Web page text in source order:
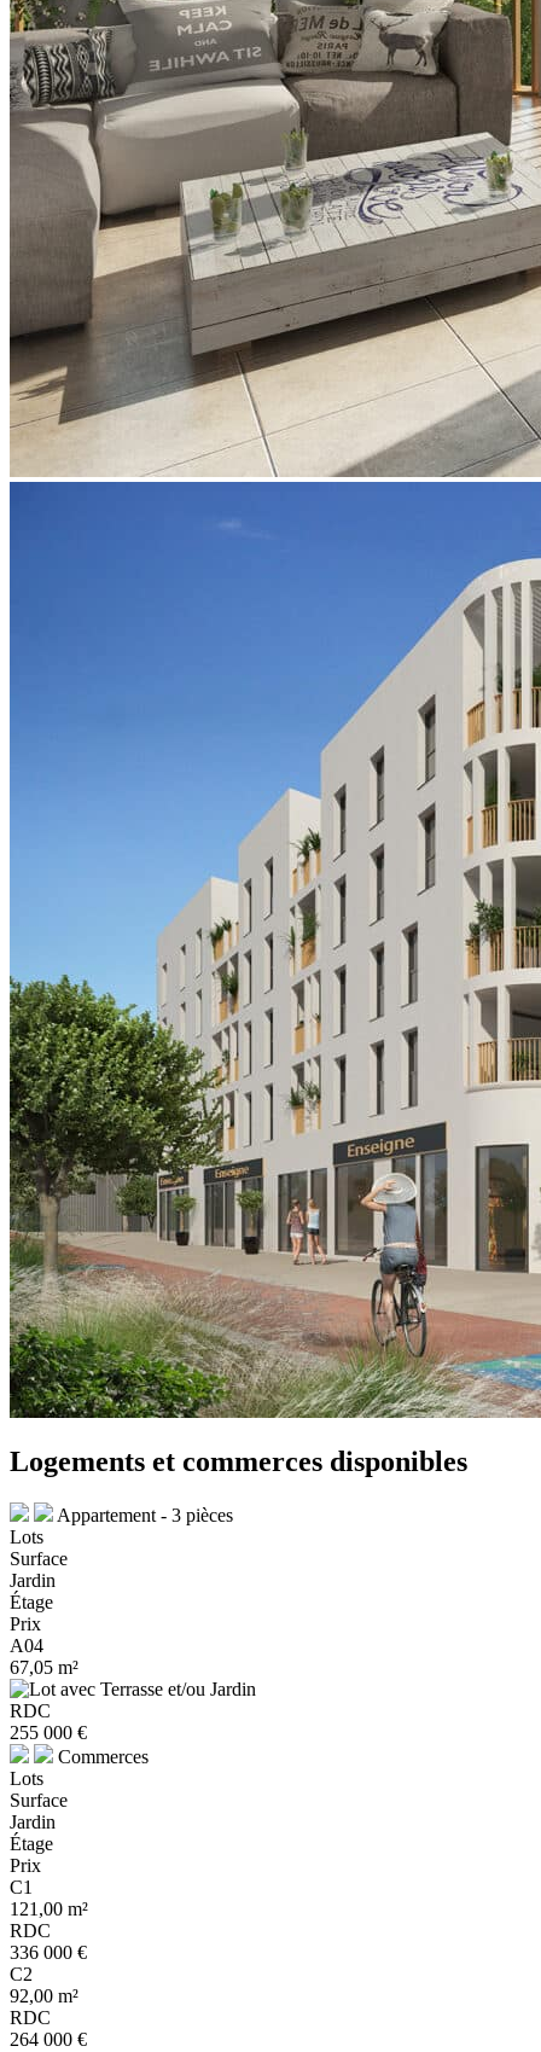
Logements et commerces disponibles
Appartement - 3 pièces
Lots
Surface
Jardin
Étage
Prix
A04
67,05 m²
RDC
255 000 €
Commerces
Lots
Surface
Jardin
Étage
Prix
C1
121,00 m²
RDC
336 000 €
C2
92,00 m²
RDC
264 000 €